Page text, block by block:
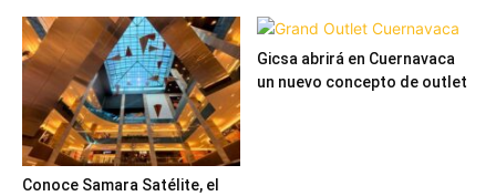
Conoce Samara Satélite, el
Gicsa abrirá en Cuernavaca
un nuevo concepto de outlet